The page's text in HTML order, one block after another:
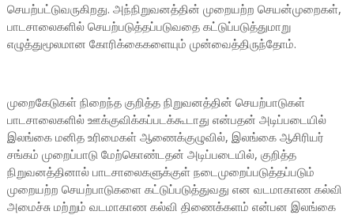
செயற்பட்டுவருகிறது. அந்நிறுவனத்தின் முறையற்ற செயன்முறைகள்,
பாடசாலைகளில் செயற்படுத்தப்படுவதை கட்டுப்படுத்துமாறு
எழுத்துமூலமான கோரிக்கைகளையும் முன்வைத்திருந்தோம்.
முறைகேடுகள் நிறைந்த குறித்த நிறுவனத்தின் செயற்பாடுகள்
பாடசாலைகளில் ஊக்குவிக்கப்படக்கூடாது என்பதன் அடிப்படையில்
இலங்கை மனித உரிமைகள் ஆணைக்குழுவில், இலங்கை ஆசிரியர்
சங்கம் முறைப்பாடு மேற்கொண்டதன் அடிப்படையில், குறித்த
நிறுவனத்தினால் பாடசாலைகளுக்குள் நடைமுறைப்படுத்தப்படும்
முறையற்ற செயற்பாடுகளை கட்டுப்படுத்துவது என வடமாகாண கல்வி
அமைச்சு மற்றும் வடமாகாண கல்வி திணைக்களம் என்பன இலங்கை